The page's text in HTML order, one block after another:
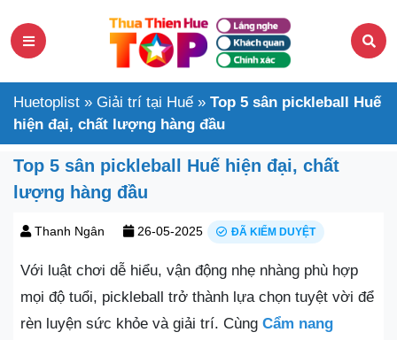
Huetoplist » Giải trí tại Huế » Top 5 sân pickleball Huế
hiện đại, chất lượng hàng đầu
Top 5 sân pickleball Huế hiện đại, chất
lượng hàng đầu
Thanh Ngân 26-05-2025 ĐÃ KIỂM DUYỆT
Với luật chơi dễ hiểu, vận động nhẹ nhàng phù hợp
mọi độ tuổi, pickleball trở thành lựa chọn tuyệt vời để
rèn luyện sức khỏe và giải trí. Cùng Cẩm nang